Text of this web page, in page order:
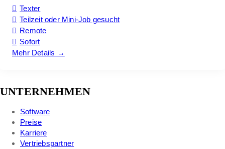
Texter
Teilzeit oder Mini-Job gesucht
Remote
Sofort
Mehr Details
UNTERNEHMEN
Software
Preise
Karriere
Vertriebspartner